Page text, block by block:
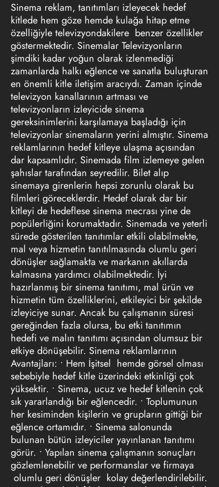
Sinema reklam, tanıtımları izleyecek hedef
kitlede hem göze hemde kulağa hitap etme
özelliğiyle televizyondakilere benzer özellikler
göstermektedir. Sinemalar Televizyonların
şimdiki kadar yoğun olarak izlenmediği
zamanlarda halkı eğlence ve sanatla buluşturan
en önemli kitle iletişim aracıydı. Zaman içinde
televizyon kanallarının artması ve
televizyonların izleyicide sinema
gereksinimlerini karşılamaya başladığı için
televizyonlar sinemaların yerini almıştır. Sinema
reklamlarının hedef kitleye ulaşma açısından
dar kapsamlıdır. Sinemada film izlemeye gelen
şahıslar tarafından seyredilir. Bilet alıp
sinemaya girenlerin hepsi zorunlu olarak bu
filmleri göreceklerdir. Hedef olarak dar bir
kitleyi de hedeflese sinema mecrası yine de
popülerliğini korumaktadır. Sinemada ve yeterli
sürede gösterilen tanıtımlar etkili olabilmekte,
mal veya hizmetin tanıtılmasında olumlu geri
dönüşler sağlamakta ve markanın akıllarda
kalmasına yardımcı olabilmektedir. İyi
hazırlanmış bir sinema tanıtımı, mal ürün ve
hizmetin tüm özelliklerini, etkileyici bir şekilde
izleyiciye sunar. Ancak bu çalışmanın süresi
gereğinden fazla olursa, bu etki tanıtımın
hedefi ve malın tanıtımı açısından olumsuz bir
etkiye dönüşebilir. Sinema reklamlarının
Avantajları: • Hem İşitsel hemde görsel olması
sebebiyle hedef kitle üzerindeki etkinliği çok
yüksektir. • Sinema, ucuz ve hedef kitlenin çok
sık yararlandığı bir eğlencedir. • Toplumunun
her kesiminden kişilerin ve grupların gittiği bir
eğlence ortamıdır. • Sinema salonunda
bulunan bütün izleyiciler yayınlanan tanıtımı
görür. • Yapılan sinema çalışmanın sonuçları
gözlemlenebilir ve performanslar ve firmaya
olumlu geri dönüşler kolay değerlendirilebilir.